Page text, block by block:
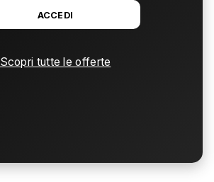
ACCEDI
Scopri tutte le offerte